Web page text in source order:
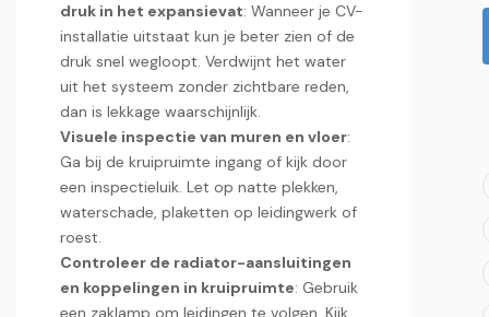
druk in het expansievat: Wanneer je CV-
installatie uitstaat kun je beter zien of de
druk snel wegloopt.​ Verdwijnt het water
uit het systeem zonder zichtbare reden,
dan is lekkage waarschijnlijk.​
Visuele inspectie van muren en vloer:
Ga bij de kruipruimte ingang of kijk door
een inspectieluik.​ Let op natte plekken,
waterschade, plaketten op leidingwerk of
roest.​
Controleer de radiator-aansluitingen
en koppelingen in kruipruimte: Gebruik
een zaklamp om leidingen te volgen.​ Kijk